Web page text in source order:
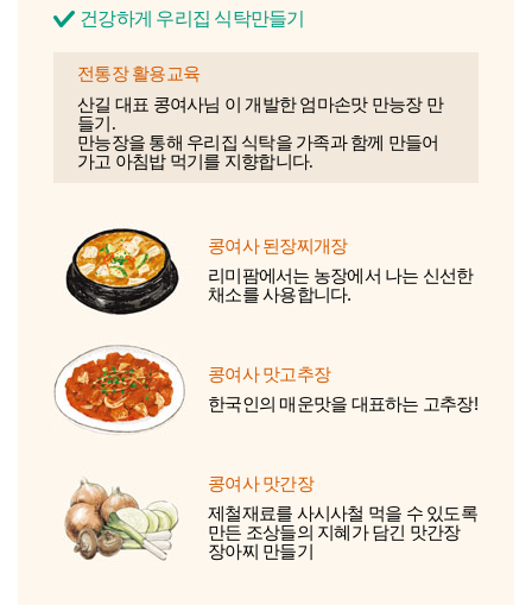
건강하게 우리집 식탁만들기
전통장 활용교육
산길 대표 콩여사님 이 개발한 엄마손맛 만능장 만
들기.
만능장을 통해 우리집 식탁을 가족과 함께 만들어
가고 아침밥 먹기를 지향합니다.
콩여사 된장찌개장
리미팜에서는 농장에서 나는 신선한
채소를 사용합니다.
콩여사 맛고추장
한국인의 매운맛을 대표하는 고추장!
콩여사 맛간장
제철재료를 사시사철 먹을 수 있도록
만든 조상들의 지혜가 담긴 맛간장
장아찌 만들기